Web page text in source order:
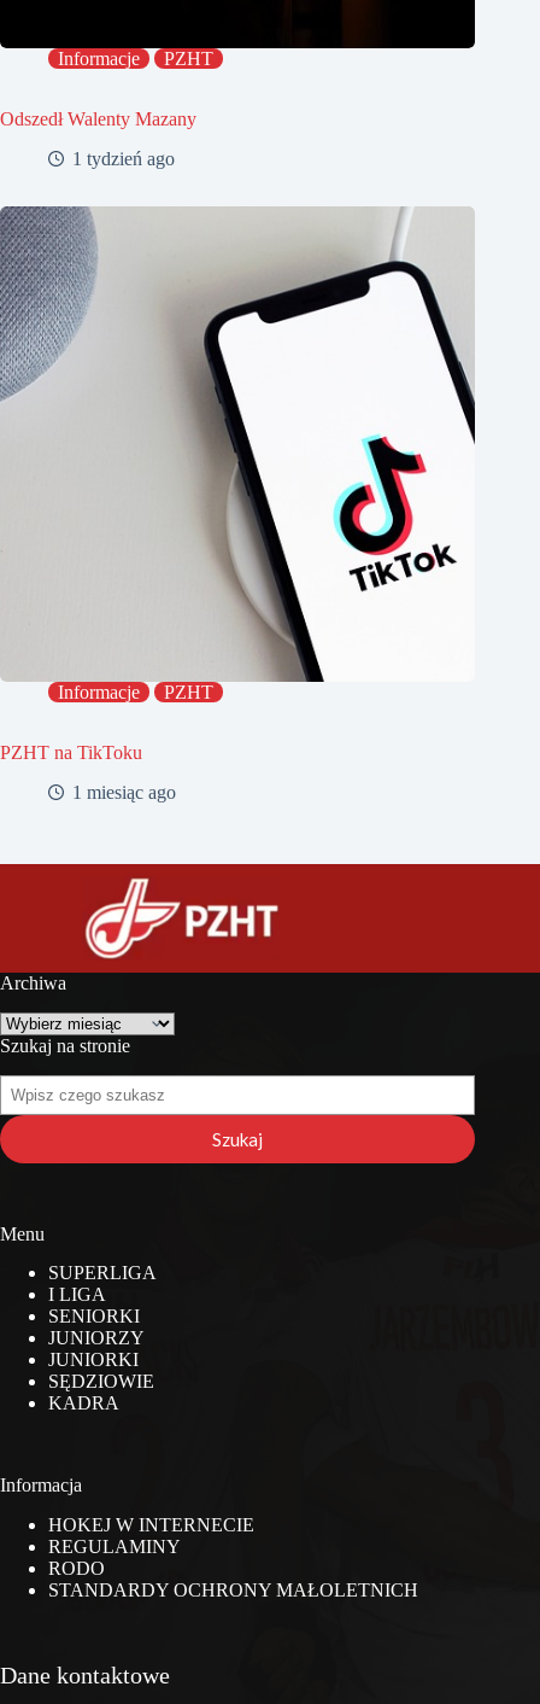
Informacje PZHT
Odszedł Walenty Mazany
1 tydzień ago
Informacje PZHT
PZHT na TikToku
1 miesiąc ago
Archiwa
Archiwa
Szukaj na stronie
na
stronie
Szukaj
Menu
SUPERLIGA
I LIGA
SENIORKI
JUNIORZY
JUNIORKI
SĘDZIOWIE
KADRA
Informacja
HOKEJ W INTERNECIE
REGULAMINY
RODO
STANDARDY OCHRONY MAŁOLETNICH
Dane kontaktowe